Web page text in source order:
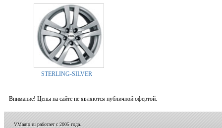
STERLING-SILVER
Внимание! Цены на сайте не являются публичной офертой.
VMauto.ru работает с 2005 года.